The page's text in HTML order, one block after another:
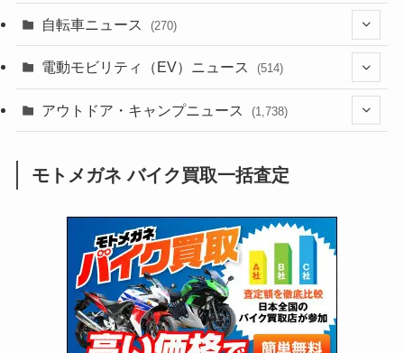
(640)
(118)
(60)
(31)
(51)
(34)
(5)
(12)
(252)
(38)
(24)
(16)
(25)
(24)
(47)
(249)
(64)
(16)
(62)
(4)
(6)
(306)
(6,964)
(2,474)
(249)
(1,226)
(12)
(131)
(38)
(131)
(167)
(85)
(21)
(171)
(98)
(274)
(66)
(16)
(141)
(255)
(204)
(1,144)
(166)
(23)
(33)
(34)
(415)
(16)
(188)
(137)
(75)
(2,744)
(126)
(170)
自転車ニュース (270)
(54)
(211)
電動モビリティ（EV）ニュース (514)
(132)
(171)
(118)
(27)
アウトドア・キャンプニュース (1,738)
(1,605)
(147)
(13)
(19)
モトメガネ バイク買取一括査定